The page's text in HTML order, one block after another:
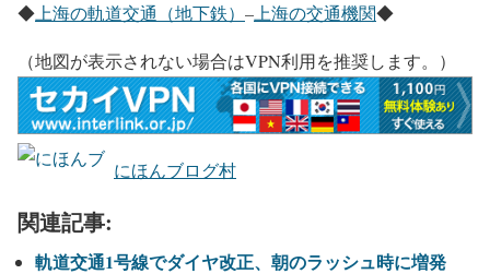
◆ 上海の軌道交通（地下鉄） – 上海の交通機関◆
（地図が表示されない場合はVPN利用を推奨します。）
にほんブログ村
関連記事:
軌道交通1号線でダイヤ改正、朝のラッシュ時に増発